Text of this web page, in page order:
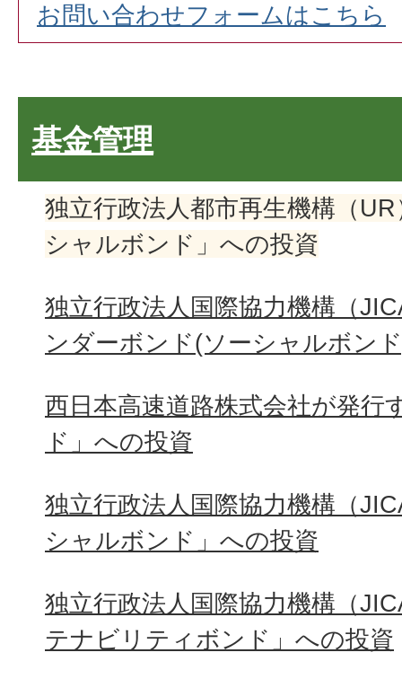
お問い合わせフォームはこちら
基金管理
独立行政法人都市再生機構（
シャルボンド」への投資
独立行政法人国際協力機構（
ンダーボンド(ソーシャルボン
西日本高速道路株式会社が発行
ド」への投資
独立行政法人国際協力機構（
シャルボンド」への投資
独立行政法人国際協力機構（
テナビリティボンド」への投資